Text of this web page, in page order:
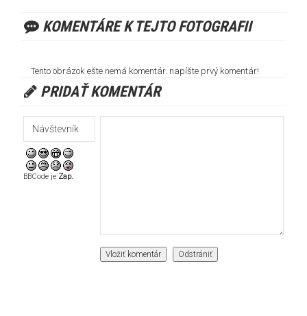
KOMENTÁRE K TEJTO FOTOGRAFII
Tento obrázok ešte nemá komentár. napíšte prvý komentár!
PRIDAŤ KOMENTÁR
BBCode je Zap.